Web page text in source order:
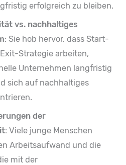
erfolgreich zu bleiben.
vs. nachhaltiges
: Sie hob hervor, dass Start-
Strategie arbeiten,
Unternehmen langfristig
sich auf nachhaltiges
der
: Viele junge Menschen
Arbeitsaufwand und die
mit der